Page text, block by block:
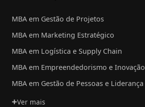
MBA em Gestão de Projetos
MBA em Marketing Estratégico
MBA em Logística e Supply Chain
MBA em Empreendedorismo e Inovação
MBA em Gestão de Pessoas e Liderança
Ver mais